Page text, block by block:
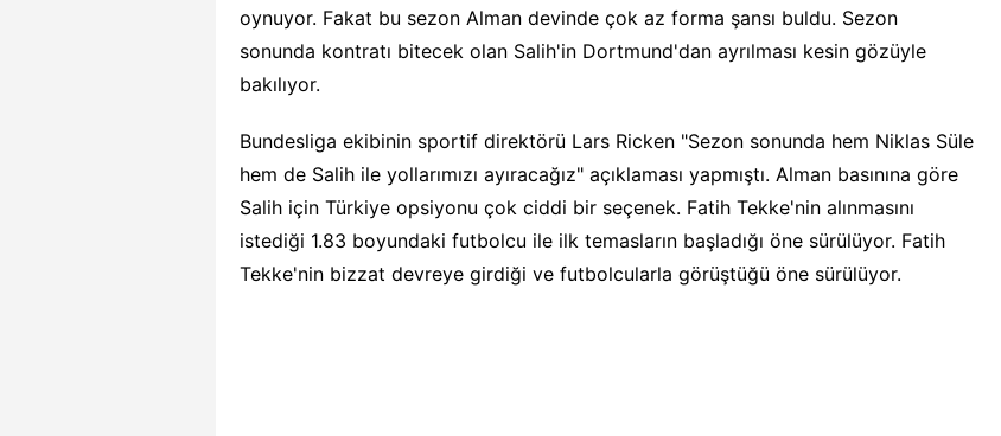
oynuyor. Fakat bu sezon Alman devinde çok az forma şansı buldu. Sezon
sonunda kontratı bitecek olan Salih'in Dortmund'dan ayrılması kesin gözüyle
bakılıyor.
Bundesliga ekibinin sportif direktörü Lars Ricken "Sezon sonunda hem Niklas Süle
hem de Salih ile yollarımızı ayıracağız" açıklaması yapmıştı. Alman basınına göre
Salih için Türkiye opsiyonu çok ciddi bir seçenek. Fatih Tekke'nin alınmasını
istediği 1.83 boyundaki futbolcu ile ilk temasların başladığı öne sürülüyor. Fatih
Tekke'nin bizzat devreye girdiği ve futbolcularla görüştüğü öne sürülüyor.